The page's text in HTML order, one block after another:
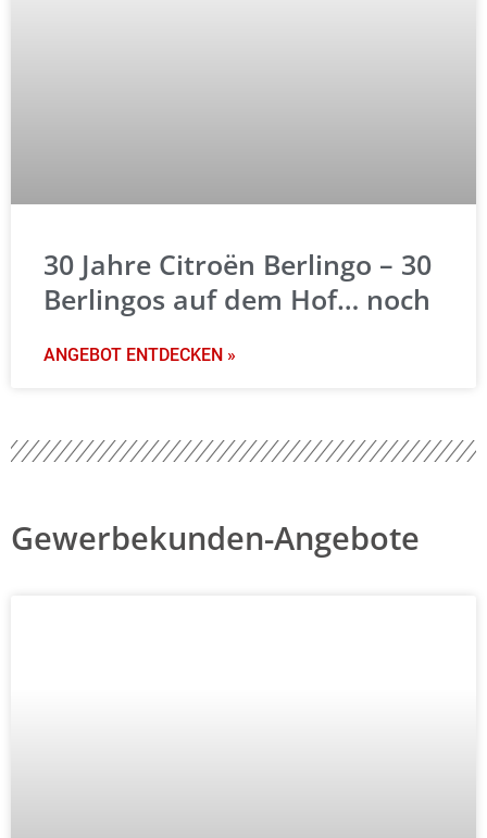
30 Jahre Citroën Berlingo – 30
Berlingos auf dem Hof… noch
ANGEBOT ENTDECKEN »
Gewerbekunden-Angebote